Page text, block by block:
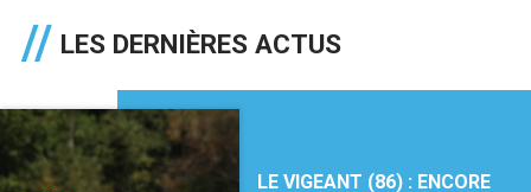
LES DERNIÈRES ACTUS
LE VIGEANT (86) : ENCORE